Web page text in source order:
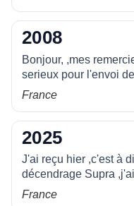
2008
Bonjour, ,mes
serieux pour l'envoi
France
2025
J'ai reçu hier ,c'est à
décendrage Supra
France